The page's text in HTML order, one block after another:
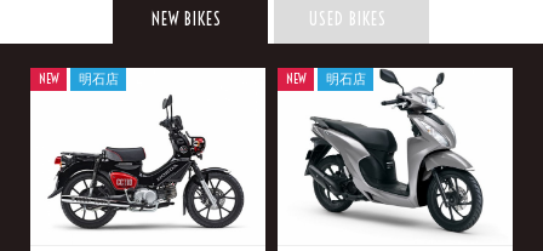
NEW BIKES USED BIKES
NEW 明石店 NEW 明石店